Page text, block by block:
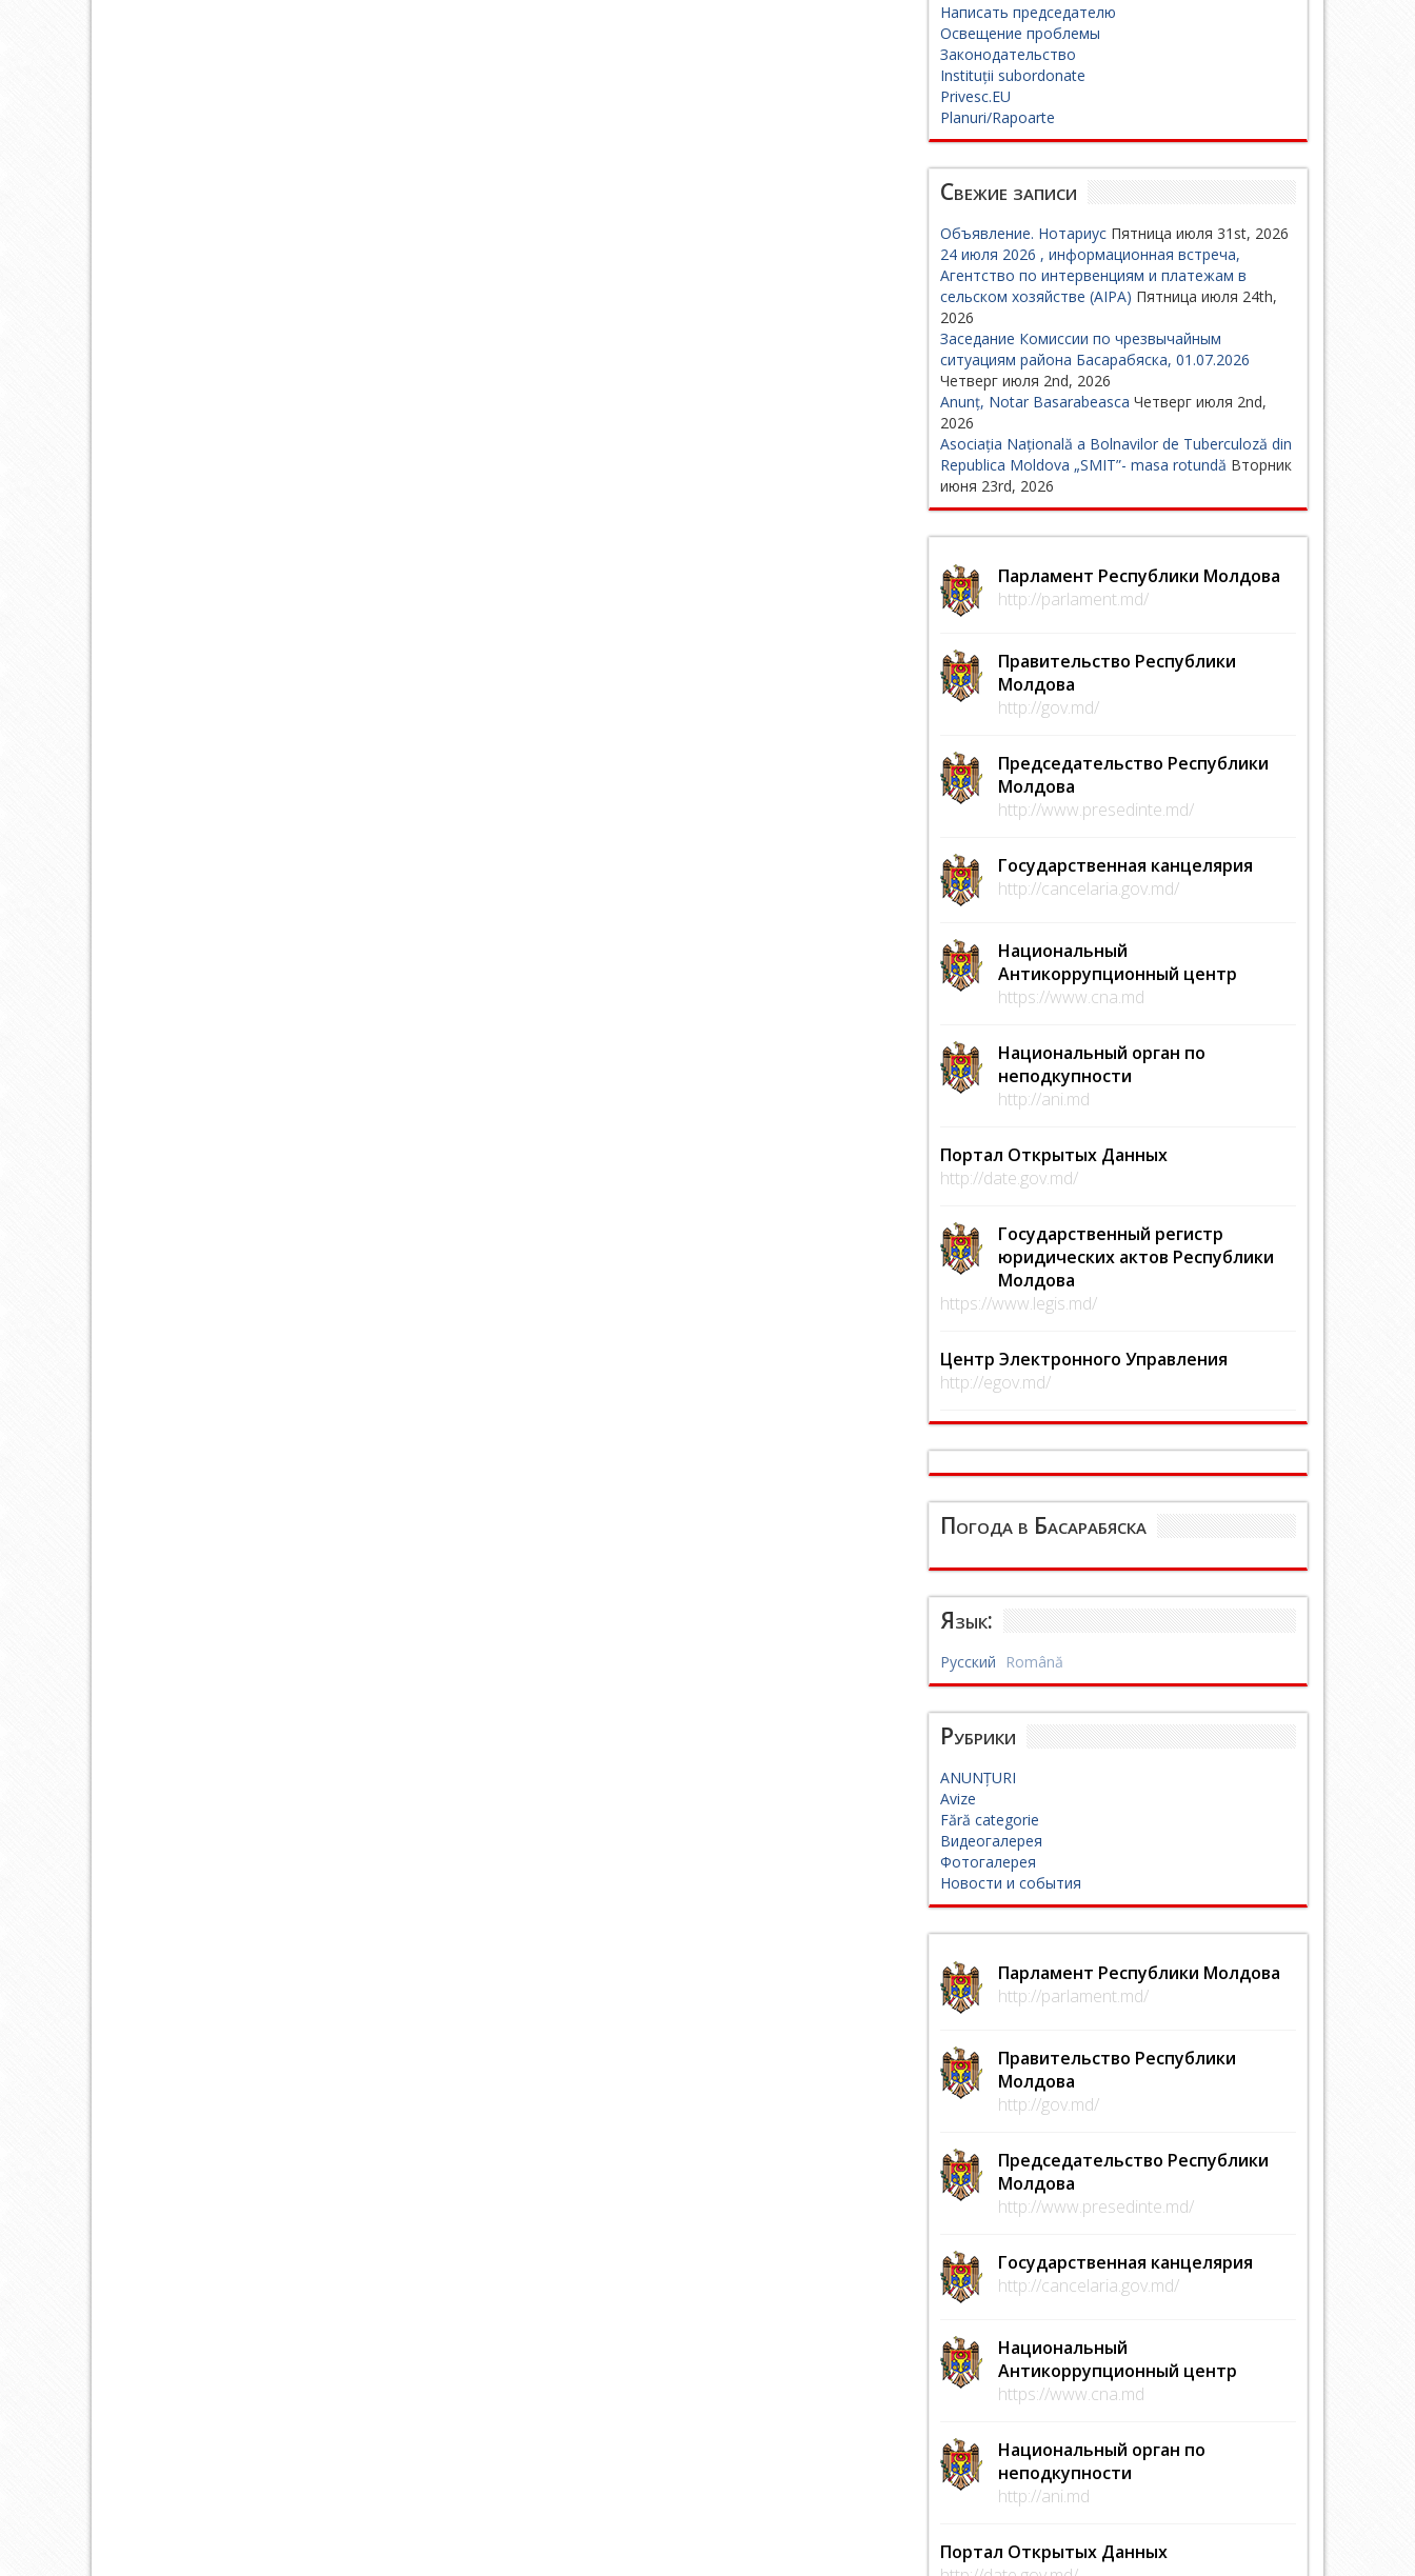
Написать председателю
Освещение проблемы
Законодательство
Instituții subordonate
Privesc.EU
Planuri/Rapoarte
Свежие записи
Объявление. Нотариус Пятница июля 31st, 2026
24 июля 2026 , информационная встреча,
Агентство по интервенциям и платежам в
сельском хозяйстве (AIPA) Пятница июля 24th,
2026
Заседание Комиссии по чрезвычайным
ситуациям района Басарабяска, 01.07.2026
Четверг июля 2nd, 2026
Anunț, Notar Basarabeasca Четверг июля 2nd,
2026
Asociația Națională a Bolnavilor de Tuberculoză din
Republica Moldova „SMIT”- masa rotundă Вторник
июня 23rd, 2026
Парламент Республики Молдова
http://parlament.md/
Правительство Республики
Молдова
http://gov.md/
Председательство Республики
Молдова
http://www.presedinte.md/
Государственная канцелярия
http://cancelaria.gov.md/
Национальный
Антикоррупционный центр
https://www.cna.md
Национальный орган по
неподкупности
http://ani.md
Портал Открытых Данных
http://date.gov.md/
Государственный регистр
юридических актов Республики
Молдова
https://www.legis.md/
Центр Электронного Управления
http://egov.md/
Погода в Басарабяска
Язык:
Русский Română
Рубрики
ANUNȚURI
Avize
Fără categorie
Видеогалерея
Фотогалерея
Новости и события
Парламент Республики Молдова
http://parlament.md/
Правительство Республики
Молдова
http://gov.md/
Председательство Республики
Молдова
http://www.presedinte.md/
Государственная канцелярия
http://cancelaria.gov.md/
Национальный
Антикоррупционный центр
https://www.cna.md
Национальный орган по
неподкупности
http://ani.md
Портал Открытых Данных